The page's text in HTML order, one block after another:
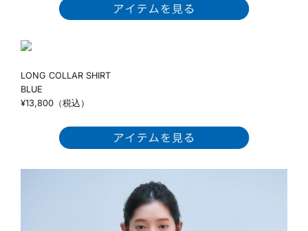
LONG COLLAR SHIRT
BLUE
¥13,800（税込）